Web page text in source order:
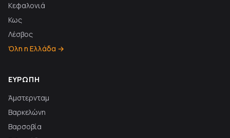
Κεφαλονιά
Κως
Λέσβος
Όλη η Ελλάδα →
ΕΥΡΏΠΗ
Άμστερνταμ
Βαρκελώνη
Βαρσοβία